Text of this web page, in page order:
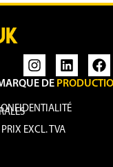
DE
EXCL. TVA